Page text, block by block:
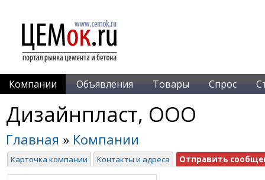
Компании Объявления Товары Спрос
Дизайнпласт, ООО
Главная » Компании
Карточка компании Контакты и адреса Отправить